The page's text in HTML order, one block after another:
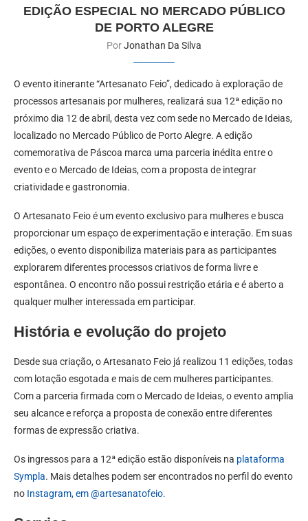
EDIÇÃO ESPECIAL NO MERCADO PÚBLICO
DE PORTO ALEGRE
PorJonathan Da Silva
O evento itinerante “Artesanato Feio”, dedicado à exploração de
processos artesanais por mulheres, realizará sua 12ª edição no
próximo dia 12 de abril, desta vez com sede no Mercado de Ideias,
localizado no Mercado Público de Porto Alegre. A edição
comemorativa de Páscoa marca uma parceria inédita entre o
evento e o Mercado de Ideias, com a proposta de integrar
criatividade e gastronomia.
O Artesanato Feio é um evento exclusivo para mulheres e busca
proporcionar um espaço de experimentação e interação. Em suas
edições, o evento disponibiliza materiais para as participantes
explorarem diferentes processos criativos de forma livre e
espontânea. O encontro não possui restrição etária e é aberto a
qualquer mulher interessada em participar.
História e evolução do projeto
Desde sua criação, o Artesanato Feio já realizou 11 edições, todas
com lotação esgotada e mais de cem mulheres participantes.
Com a parceria firmada com o Mercado de Ideias, o evento amplia
seu alcance e reforça a proposta de conexão entre diferentes
formas de expressão criativa.
Os ingressos para a 12ª edição estão disponíveis na plataforma
Sympla. Mais detalhes podem ser encontrados no perfil do evento
no Instagram, em @artesanatofeio.